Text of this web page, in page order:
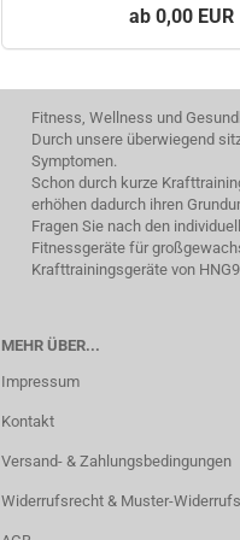
0,00 EUR
Fitness, Wellness und
Durch unsere überwiegend
Symptomen.
Schon durch kurze
erhöhen dadurch ihren
Fragen Sie nach den
Fitnessgeräte für
Krafttrainingsgeräte von
MEHR ÜBER...
Impressum
Kontakt
Versand- & Zahlungsbedingungen
Widerrufsrecht & Muster-